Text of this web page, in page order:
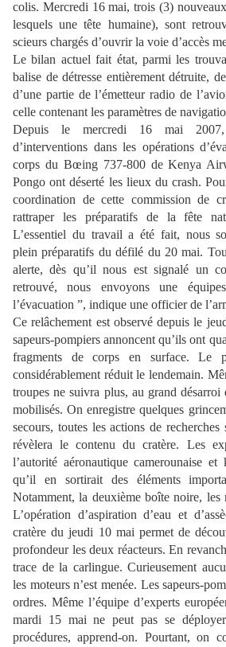
colis. Mercredi 16 mai, trois (3)
lesquels une tête humaine), sont
scieurs chargés d’ouvrir la voie d’accès
Le bilan actuel fait état, parmi les
balise de détresse entièrement détruite,
d’une partie de l’émetteur radio de
celle contenant les paramètres de
Depuis le mercredi 16 mai
d’interventions dans les opérations
corps du Bœing 737-800 de Kenya
Pongo ont déserté les lieux du crash.
coordination de cette commission de
rattraper les préparatifs de la fête
L’essentiel du travail a été fait, nous
plein préparatifs du défilé du 20 mai.
alerte, dès qu’il nous est signalé un
retrouvé, nous envoyons une
l’évacuation ”, indique une officier de
Ce relâchement est observé depuis le
sapeurs-pompiers annoncent qu’ils ont
fragments de corps en surface. Le
considérablement réduit le lendemain.
troupes ne suivra plus, au grand désarroi
mobilisés. On enregistre quelques
secours, toutes les actions de
révèlera le contenu du cratère. Les
l’autorité aéronautique camerounaise
qu’il en sortirait des éléments
Notamment, la deuxième boîte noire, les
L’opération d’aspiration d’eau et
cratère du jeudi 10 mai permet de
profondeur les deux réacteurs. En
trace de la carlingue. Curieusement
les moteurs n’est menée. Les sapeurs-
ordres. Même l’équipe d’experts
mardi 15 mai ne peut pas se
procédures, apprend-on. Pourtant, on